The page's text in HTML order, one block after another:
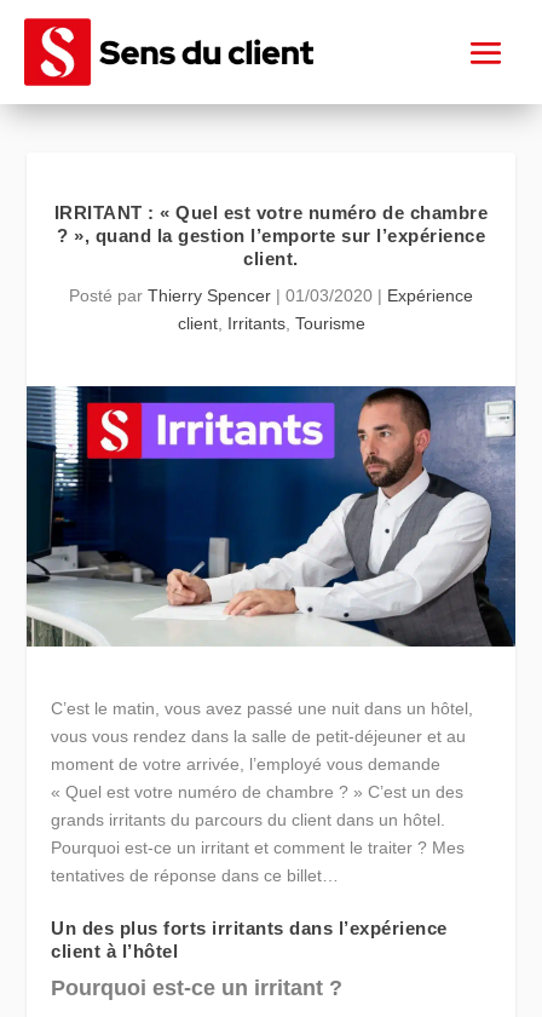
IRRITANT : « Quel est votre numéro de chambre
? », quand la gestion l’emporte sur l’expérience
client.
Posté par Thierry Spencer | 01/03/2020 | Expérience
client, Irritants, Tourisme
C’est le matin, vous avez passé une nuit dans un hôtel,
vous vous rendez dans la salle de petit-déjeuner et au
moment de votre arrivée, l’employé vous demande
« Quel est votre numéro de chambre ? » C’est un des
grands irritants du parcours du client dans un hôtel.
Pourquoi est-ce un irritant et comment le traiter ? Mes
tentatives de réponse dans ce billet…
Un des plus forts irritants dans l’expérience
client à l’hôtel
Pourquoi est-ce un irritant ?